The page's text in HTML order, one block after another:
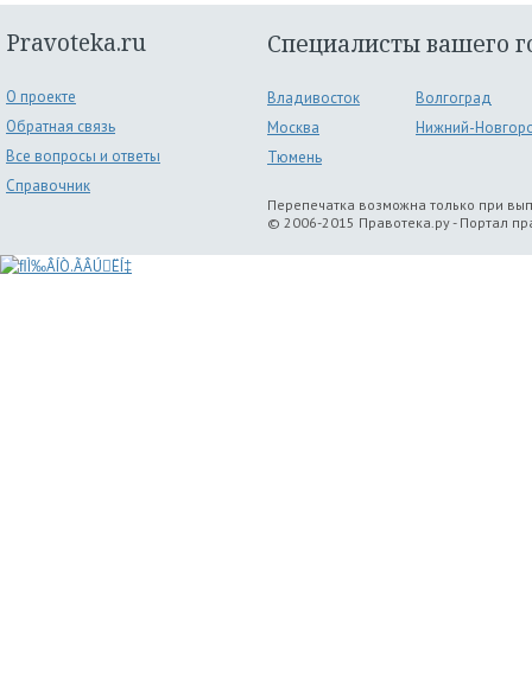
Pravoteka.ru
О проекте
Обратная связь
Все вопросы и ответы
Справочник
Специалисты вашего
Владивосток
Волгоград
Москва
Нижний-
Тюмень
Перепечатка возможна только при
© 2006-2015 Правотека.ру - Портал